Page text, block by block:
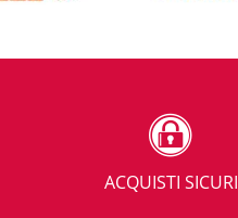
ACQUISTI SICURI